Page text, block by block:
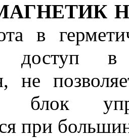
в
доступ в
не
блок
при